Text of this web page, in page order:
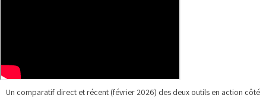
Un comparatif direct et récent (février 2026) des deux outils en action côté